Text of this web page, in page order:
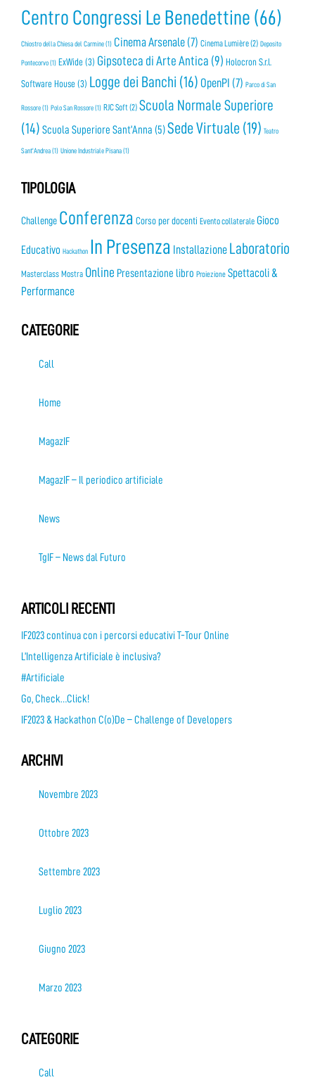
Centro Congressi Le Benedettine (66)
Chiostro della Chiesa del Carmine(1) Cinema Arsenale (7) Cinema Lumière(2) Deposito
Pontecorvo(1) ExWide (3) Gipsoteca di Arte Antica (9) Holocron S.r.l.
Software House (3) Logge dei Banchi (16) OpenPI (7) Parco di San
Rossore(1) Polo San Rossore(1) RJC Soft(2) Scuola Normale Superiore
(14) Scuola Superiore Sant’Anna (5)Sede Virtuale (19) Teatro
Sant'Andrea(1) Unione Industriale Pisana(1)
TIPOLOGIA
Challenge Conferenza Corso per docenti Evento collaterale Gioco
Educativo Hackathon In Presenza Installazione Laboratorio
Masterclass Mostra Online Presentazione libro Proiezione Spettacoli &
Performance
CATEGORIE
Call
Home
MagazIF
MagazIF – Il periodico artificiale
News
TgIF – News dal Futuro
ARTICOLI RECENTI
IF2023 continua con i percorsi educativi T-Tour Online
L’Intelligenza Artificiale è inclusiva?
#Artificiale
Go, Check…Click!
IF2023 & Hackathon C(o)De – Challenge of Developers
ARCHIVI
Novembre 2023
Ottobre 2023
Settembre 2023
Luglio 2023
Giugno 2023
Marzo 2023
CATEGORIE
Call